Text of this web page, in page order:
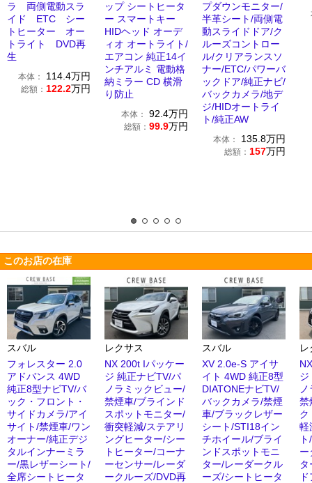
ラ 両側電動スラ
イド ETC シー
トヒーター オー
トライト DVD再
生
本体： 114.4万円
総額： 122.2万円
ップ シートヒータ
ー スマートキー
HIDヘッド オーデ
ィオ オートライト/
エアコン 純正14イ
ンチアルミ 電動格
納ミラー CD 横滑
り防止
本体： 92.4万円
総額： 99.9万円
プダウンモニター/
半革シート/両側電
動スライドドア/ク
ルーズコントロー
ル/クリアランスソ
ナー/ETC/パワーバ
ックドア/純正ナビ/
バックカメラ/地デ
ジ/HIDオートライ
ト/純正AW
本体： 135.8万円
総額： 157万円
このお店の在庫
スバル
フォレスター 2.0
アドバンス 4WD
純正8型ナビTV/バ
ック・フロント・
サイドカメラ/アイ
サイト/禁煙車/ワン
オーナー/純正デジ
タルインナーミラ
ー/黒レザーシート/
全席シートヒータ
レクサス
NX 200t Iパッケー
ジ 純正ナビTV/パ
ノラミックビュー/
禁煙車/ブラインド
スポットモニター/
衝突軽減/ステアリ
ングヒーター/シー
トヒーター/コーナ
ーセンサー/レーダ
ークルーズ/DVD再
スバル
XV 2.0e-S アイサ
イト 4WD 純正8型
DIATONEナビTV/
バックカメラ/禁煙
車/ブラックレザー
シート/STI18イン
チホイール/ブライ
ンドスポットモニ
ター/レーダークル
ーズ/シートヒータ
ジ
禁
ク
軽
ー